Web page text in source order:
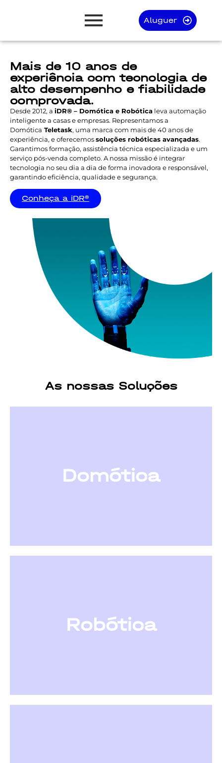
Aluguer
Mais de 10 anos de
experiência com tecnologia de
alto desempenho e fiabilidade
comprovada.
Desde 2012, a iDR® – Domótica e Robótica leva automação
inteligente a casas e empresas. Representamos a
Domótica Teletask, uma marca com mais de 40 anos de
experiência, e oferecemossoluções robóticas avançadas.
Garantimos formação, assistência técnica especializada e um
serviço pós-venda completo. A nossa missão é integrar
tecnologia no seu dia a dia de forma inovadora e responsável,
garantindo eficiência, qualidade e segurança.
Conheça a iDR®
As nossas Soluções
Domótica
Robótica